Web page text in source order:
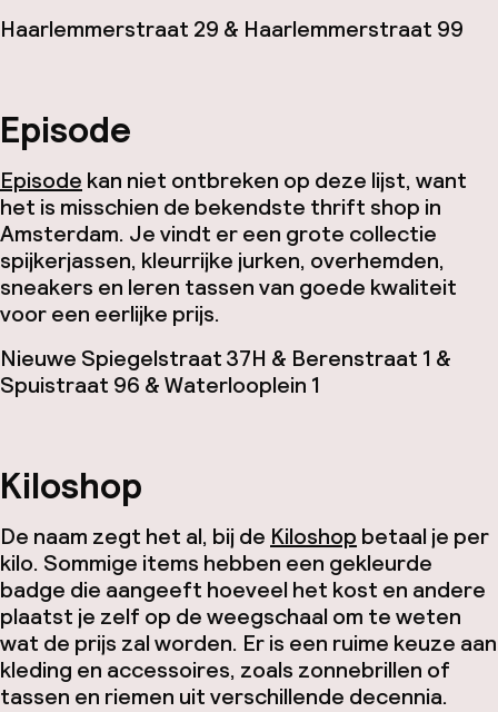
Haarlemmerstraat 29​ & Haarlemmerstraat 99
Episode
Episode kan niet ontbreken op deze lijst, want
het is misschien de bekendste thrift shop in
Amsterdam​. Je vindt er een grote collectie
spijkerjassen, kleurrijke jurken, overhemden,
sneakers en leren tassen van goede kwaliteit
voor een eerlijke prijs.
Nieuwe Spiegelstraat 37H & Berenstraat 1 &
Spuistraat 96 & Waterlooplein 1
Kiloshop
De naam zegt het al, bij de Kiloshop betaal je per
kilo. Sommige items hebben een gekleurde
badge die aangeeft hoeveel het kost en andere
plaatst je zelf op de weegschaal om te weten
wat de prijs zal worden. Er is een ruime keuze aan
kleding en accessoires, zoals zonnebrillen of
tassen en riemen uit verschillende decennia.